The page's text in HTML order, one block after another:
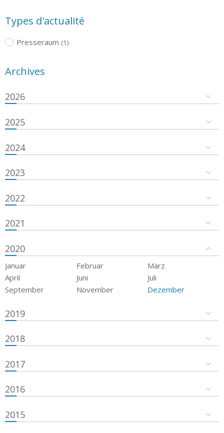
Types d'actualité
Presseraum (1)
Archives
2026
2025
2024
2023
2022
2021
2020
Januar Februar
März
April
Juni
Juli
September
November Dezember
2019
2018
2017
2016
2015